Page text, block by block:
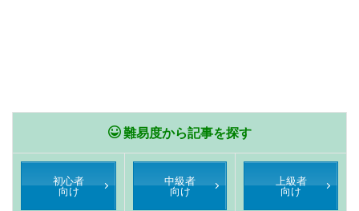
難易度から記事を探す
初心者
向け
中級者
向け
上級者
向け